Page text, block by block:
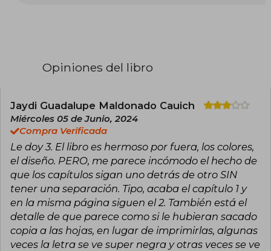
capacidad de crear mundos complejos y
contribución al género de fantasía juvenil.
Neoyorquina de nacimiento, en la actualidad
vive en Pensilvania con su marido y su perro, y
cuenta con una comunidad de más de treinta
mil seguidores en Twitter y Facebook.
Opiniones del libro
Jaydi Guadalupe Maldonado Cauich
Miércoles 05 de Junio, 2024
Compra Verificada
Le doy 3. El libro es hermoso por fuera, los colores,
el diseño. PERO, me parece incómodo el hecho de
que los capítulos sigan uno detrás de otro SIN
tener una separación. Tipo, acaba el capítulo 1 y
en la misma página siguen el 2. También está el
detalle de que parece como si le hubieran sacado
copia a las hojas, en lugar de imprimirlas, algunas
veces la letra se ve super negra y otras veces se ve